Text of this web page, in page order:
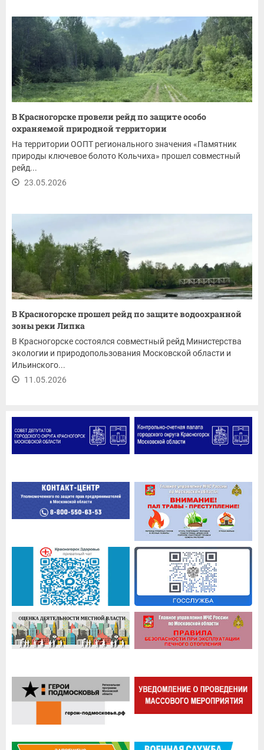
В Красногорске провели рейд по защите особо
охраняемой природной территории
На территории ООПТ регионального значения «Памятник
природы ключевое болото Кольчиха» прошел совместный
рейд...
23.05.2026
В Красногорске прошел рейд по защите водоохранной
зоны реки Липка
В Красногорске состоялся совместный рейд Министерства
экологии и природопользования Московской области и
Ильинского...
11.05.2026